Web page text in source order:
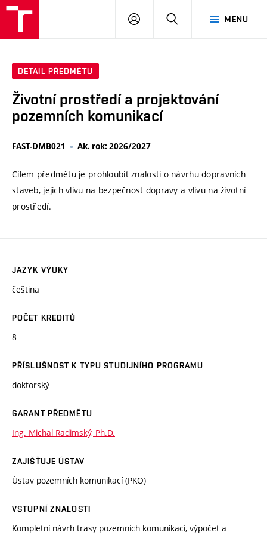
MENU
PŘIHLÁSIT
DETAIL PŘEDMĚTU
Životní prostředí a projektování
pozemních komunikací
FAST-DMB021 Ak. rok: 2026/2027
Cílem předmětu je prohloubit znalosti o návrhu dopravních
staveb, jejich vlivu na bezpečnost dopravy a vlivu na životní
prostředí.
JAZYK VÝUKY
čeština
POČET KREDITŮ
8
PŘÍSLUŠNOST K TYPU STUDIJNÍHO PROGRAMU
doktorský
GARANT PŘEDMĚTU
Ing. Michal Radimský, Ph.D.
ZAJIŠŤUJE ÚSTAV
Ústav pozemních komunikací (PKO)
VSTUPNÍ ZNALOSTI
Kompletní návrh trasy pozemních komunikací, výpočet a